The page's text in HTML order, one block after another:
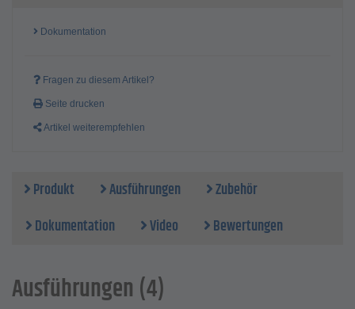
Dokumentation
Fragen zu diesem Artikel?
Seite drucken
Artikel weiterempfehlen
Produkt Ausführungen
Zubehör
Dokumentation
Video Bewertungen
Ausführungen (4)